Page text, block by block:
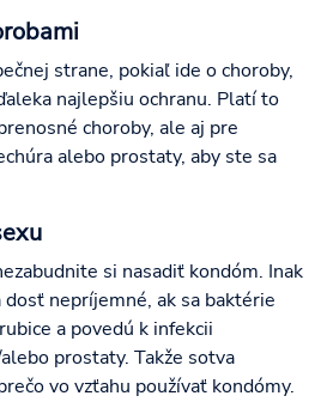
strane, pokiaľ ide o choroby,
najlepšiu ochranu. Platí to
choroby, ale aj pre
alebo prostaty, aby ste sa
si nasadiť kondóm. Inak
nepríjemné, ak sa baktérie
a povedú k infekcii
prostaty. Takže sotva
vo vzťahu používať kondómy.